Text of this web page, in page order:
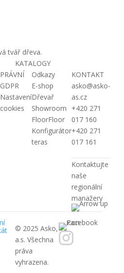
KATALOGY
PRÁVNÍ
GDPR
Nastavení
cookies
Odkazy
E-shop
Dřevař
Showroom
FloorFloor
Konfigurátor
teras
asko@asko-
as.cz
+420 271
017 160
+420 271
017 161
Kontaktujte
naše
regionální
manažery
a.s. Všechna
práva
vyhrazena.